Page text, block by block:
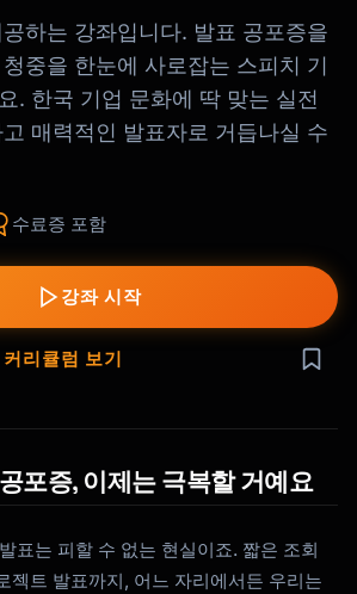
하는 강좌입니다. 발표 공포증을
중을 한눈에 사로잡는 스피치 기
. 한국 기업 문화에 딱 맞는 실전
매력적인 발표자로 거듭나실 수
수료증 포함
강좌 시작
커리큘럼 보기
포증, 이제는 극복할 거예요
표는 피할 수 없는 현실이죠. 짧은 조회
젝트 발표까지, 어느 자리에서든 우리는